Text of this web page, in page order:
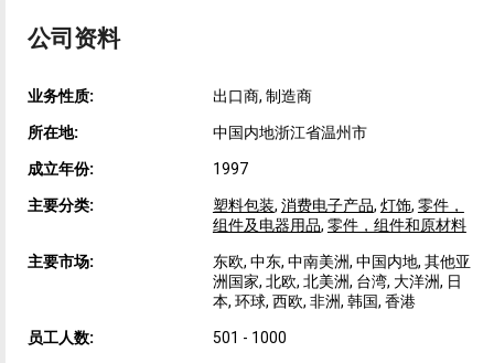
公司资料
业务性质: 出口商, 制造商
所在地: 中国内地浙江省温州市
成立年份: 1997
主要分类: 塑料包装, 消费电子产品, 灯饰, 零件，
组件及电器用品, 零件，组件和原材料
主要市场:
东欧, 中东, 中南美洲, 中国内地, 其他亚
洲国家, 北欧, 北美洲, 台湾, 大洋洲, 日
本, 环球, 西欧, 非洲, 韩国, 香港
员工人数: 501 - 1000